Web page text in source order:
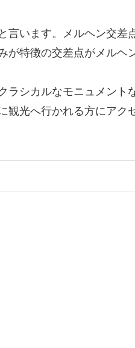
います。メルヘン交差
特徴の交差点がメルヘ
シカルなモニュメント
光へ行かれる方にアク